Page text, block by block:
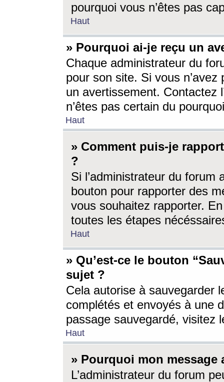
pourquoi vous n’êtes pas
Haut
» Pourquoi ai-je reçu un
Chaque administrateur du
pour son site. Si vous
un avertissement. Contactez
n’êtes pas certain du
Haut
» Comment puis-je
?
Si l’administrateur du forum
bouton pour rapporter des
vous souhaitez rapporter.
toutes les étapes
Haut
» Qu’est-ce le bouton
sujet ?
Cela autorise à sauvegarder
complétés et envoyés à une
passage sauvegardé, visitez
Haut
» Pourquoi mon message
L’administrateur du forum